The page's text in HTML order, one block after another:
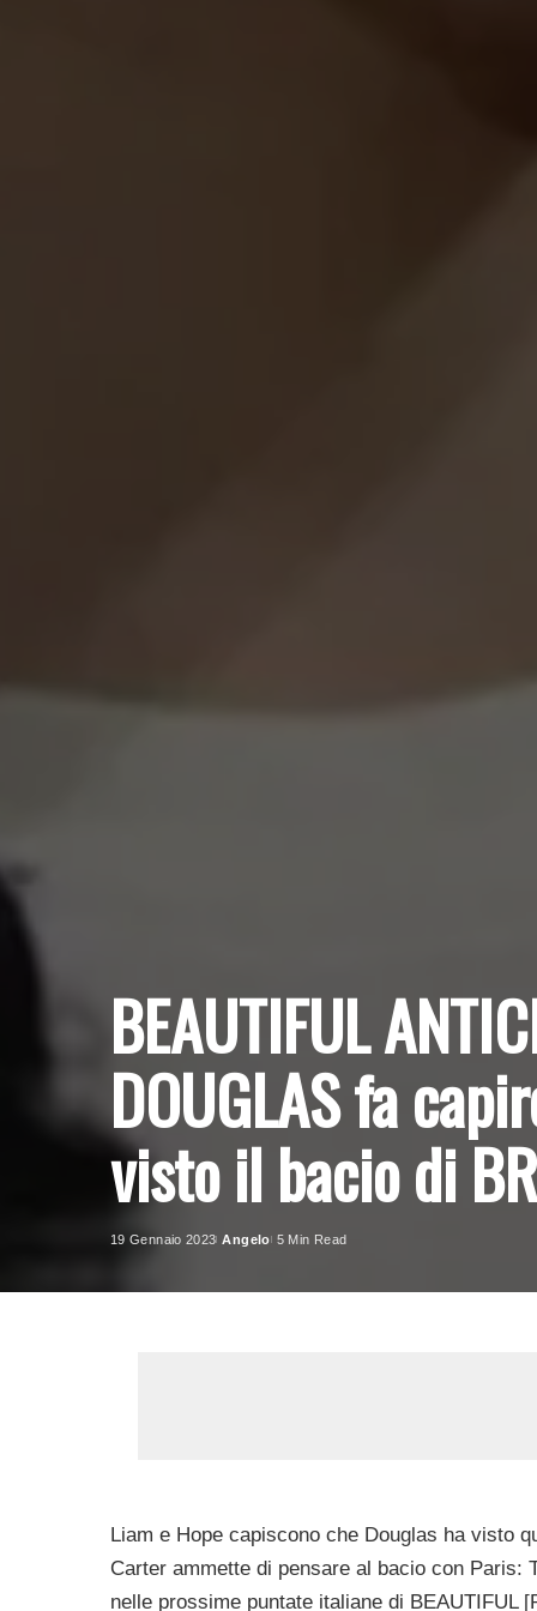
BEAUTIFUL
DOUGLAS fa
visto il bacio di
19 Gennaio 2023
Posted
Angelo 5 Min Read
Liam e Hope capiscono che Douglas ha visto
Carter ammette di pensare al bacio con Paris:
nelle prossime puntate italiane di BEAUTIFUL